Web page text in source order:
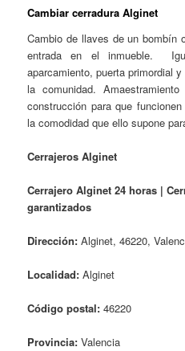
Cambiar cerradura Alginet
Cambio de llaves de un bombín
entrada en el inmueble.
aparcamiento, puerta primordial
la comunidad.
construcción para que
la comodidad que ello supone
Cerrajeros Alginet
Cerrajero Alginet 24 horas |
garantizados
Dirección: Alginet, 46220,
Localidad: Alginet
Código postal: 46220
Provincia: Valencia